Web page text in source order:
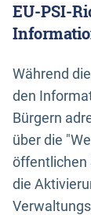
EU-PSI-
Während
den
Bürgern
über die
öffentlichen
die